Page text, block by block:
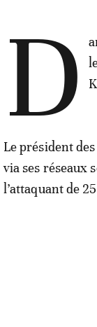
D
Le président
via ses réseaux
l’attaquant de